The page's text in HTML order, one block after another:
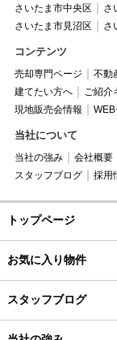
さいたま市中央区
さ
さいたま市見沼区
さ
コンテンツ
売却専門ページ 不動
建てたい方へ
ご紹介
現地販売会情報
当社について
当社の強み 会社概要
スタッフブログ
採用
トップページ
お気に入り物件
スタッフブログ